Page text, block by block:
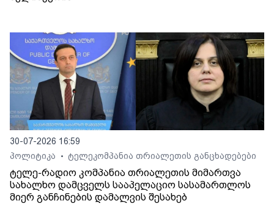
30-07-2026 16:59
პოლიტიკა
• ტელეკომპანია თრიალეთის განცხადებები
ტელე-რადიო კომპანია თრიალეთის მიმართვა
სახალხო დამცველს სააპელაციო სასამართლოს
მიერ განჩინების დამალვის შესახებ